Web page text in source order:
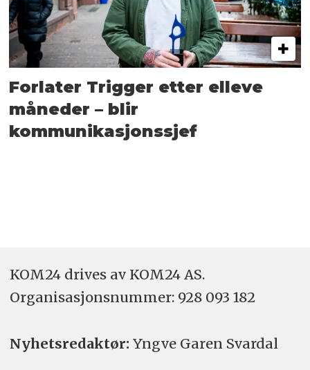
Forlater Trigger etter elleve
måneder – blir
kommunikasjonssjef
KOM24 drives av KOM24 AS.
Organisasjons­nummer: 928 093 182
Nyhetsredaktør: Yngve Garen Svardal